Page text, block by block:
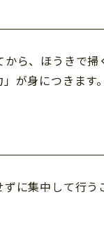
ら、ほうきで
が身につきます。
に集中して行う